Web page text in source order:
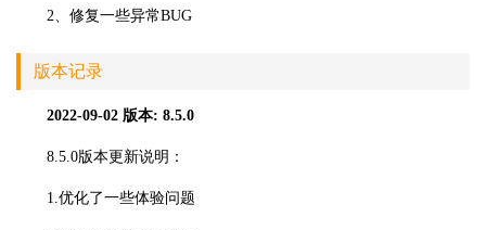
2、修复一些异常BUG
版本记录
2022-09-02 版本: 8.5.0
8.5.0版本更新说明：
1.优化了一些体验问题